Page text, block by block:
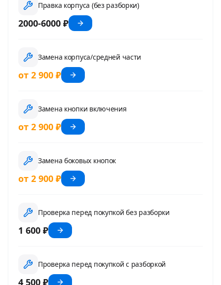
Правка корпуса (без разборки)
2000-6000 ₽
Замена корпуса/средней части
от 2 900 ₽
Замена кнопки включения
от 2 900 ₽
Замена боковых кнопок
от 2 900 ₽
Проверка перед покупкой без разборки
1 600 ₽
Проверка перед покупкой с разборкой
4 500 ₽